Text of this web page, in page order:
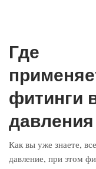
Где
фитинги
давления
Как вы уже знаете,
давление, при этом